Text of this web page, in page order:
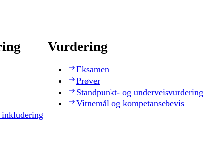
Vurdering
Eksamen
Prøver
Standpunkt- og underveisvurdering
Vitnemål og kompetansebevis